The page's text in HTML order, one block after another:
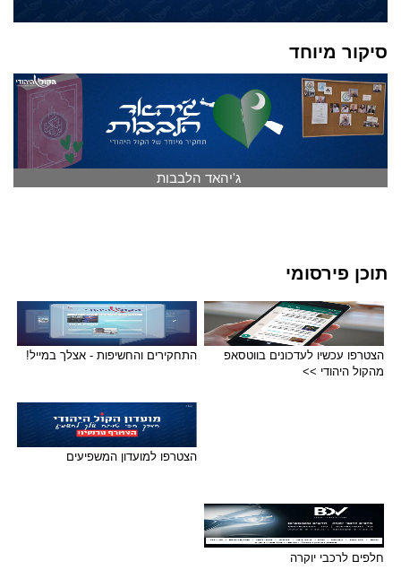
סיקור מיוחד
ג'יהאד הלבבות
תוכן פירסומי
הצטרפו עכשיו לעדכונים בווטסאפ
מהקול היהודי >>
התחקירים והחשיפות - אצלך במייל!
הצטרפו למועדון המשפיעים
חלפים לרכבי יוקרה